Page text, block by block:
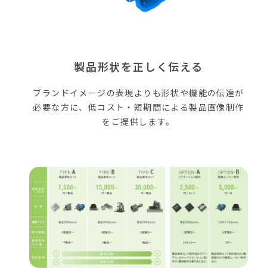
製品形状を正しく伝える
ブランドイメージの表現よりも形状や機能の伝達が
必要な方に、低コスト・短期間による製品画像制作
をご提供します。